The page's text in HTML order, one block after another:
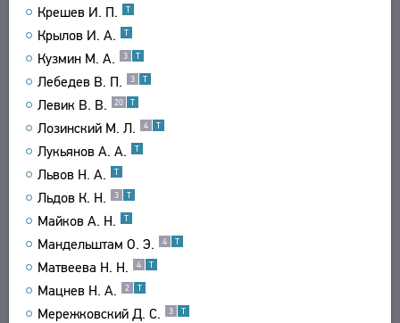
Крешев И. П. Т
Крылов И. А. Т
Кузмин М. А. 3 Т
Лебедев В. П. 3 Т
Левик В. В. 20 Т
Лозинский М. Л. 4 Т
Лукьянов А. А. Т
Львов Н. А. Т
Льдов К. Н. 3 Т
Майков А. Н. Т
Мандельштам О. Э. 4 Т
Матвеева Н. Н. 4 Т
Мацнев Н. А. 2 Т
Мережковский Д. С. 3 Т